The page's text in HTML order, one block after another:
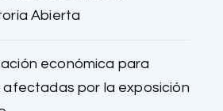
Abierta
económica para
afectadas por la exposición